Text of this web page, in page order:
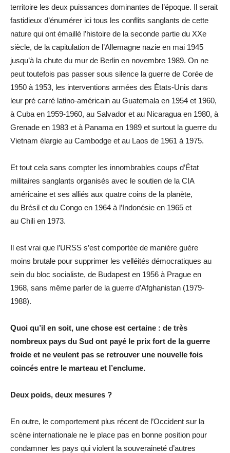
territoire les deux puissances dominantes de l’époque. Il serait
fastidieux d’énumérer ici tous les conflits sanglants de cette
nature qui ont émaillé l’histoire de la seconde partie du XXe
siècle, de la capitulation de l’Allemagne nazie en mai 1945
jusqu’à la chute du mur de Berlin en novembre 1989. On ne
peut toutefois pas passer sous silence la guerre de Corée de
1950 à 1953, les interventions armées des États-Unis dans
leur pré carré latino-américain au Guatemala en 1954 et 1960,
à Cuba en 1959-1960, au Salvador et au Nicaragua en 1980, à
Grenade en 1983 et à Panama en 1989 et surtout la guerre du
Vietnam élargie au Cambodge et au Laos de 1961 à 1975.
Et tout cela sans compter les innombrables coups d’État
militaires sanglants organisés avec le soutien de la CIA
américaine et ses alliés aux quatre coins de la planète,
du Brésil et du Congo en 1964 à l’Indonésie en 1965 et
au Chili en 1973.
Il est vrai que l’URSS s’est comportée de manière guère
moins brutale pour supprimer les velléités démocratiques au
sein du bloc socialiste, de Budapest en 1956 à Prague en
1968, sans même parler de la guerre d’Afghanistan (1979-
1988).
Quoi qu’il en soit, une chose est certaine : de très
nombreux pays du Sud ont payé le prix fort de la guerre
froide et ne veulent pas se retrouver une nouvelle fois
coincés entre le marteau et l’enclume.
Deux poids, deux mesures ?
En outre, le comportement plus récent de l’Occident sur la
scène internationale ne le place pas en bonne position pour
condamner les pays qui violent la souveraineté d’autres